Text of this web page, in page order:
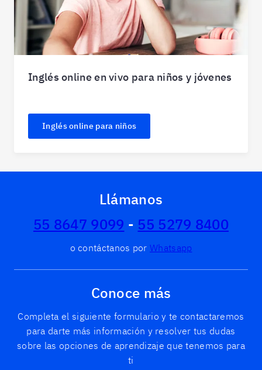
Inglés online en vivo para niños y jóvenes
Inglés online para niños
Llámanos
55 8647 9099 - 55 5279 8400
o contáctanos por Whatsapp
Conoce más
Completa el siguiente formulario y te contactaremos
para darte más información y resolver tus dudas
sobre las opciones de aprendizaje que tenemos para
ti